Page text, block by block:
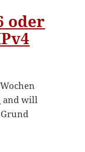
oder
and will